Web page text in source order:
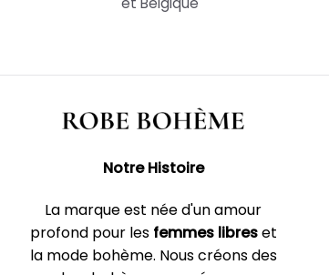
Notre Histoire
La marque est née d'un amour
profond pour les femmes libreset
la mode bohème. Nous créons des